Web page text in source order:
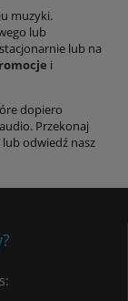
muzyki.
lub
lub na
i
dopiero
Przekonaj
odwiedź nasz